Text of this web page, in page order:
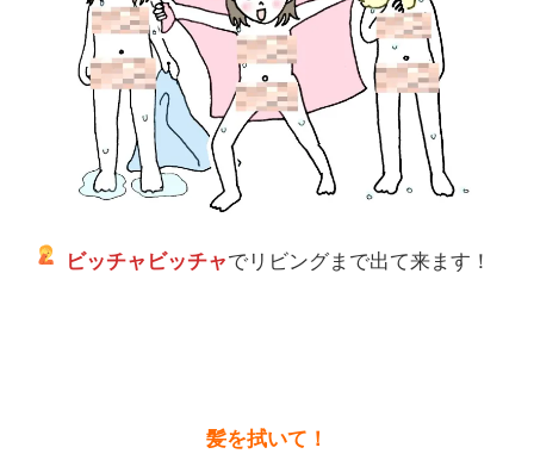
ビッチャビッチャでリビングまで出て来ます！
髪を拭いて！